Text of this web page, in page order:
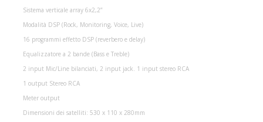
Sistema verticale array 6x2,2”
Modalità DSP (Rock, Monitoring, Voice, Live)
16 programmi effetto DSP (reverbero e delay)
Equalizzatore a 2 bande (Bass e Treble)
2 input Mic/Line bilanciati, 2 input jack. 1 input stereo RCA
1 output Stereo RCA
Meter output
Dimensioni dei satelliti: 530 x 110 x 280mm